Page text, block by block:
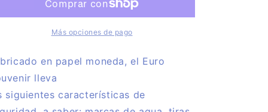
del
residencia
reyes.
Pintado
a
villa
del
tratado
residencia
de
Pintado
a
Más opciones de pago
en papel moneda, el Euro
lleva
siguientes características de